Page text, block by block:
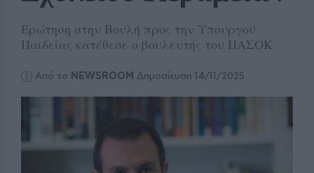
Ερώτηση στην Βουλή προς την Υπουργού
Παιδείας κατέθεσε ο βουλευτής του ΠΑΣΟΚ
Από το NEWSROOM Δημοσίευση 14/11/2025